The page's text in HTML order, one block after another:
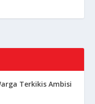
Terkikis Ambisi